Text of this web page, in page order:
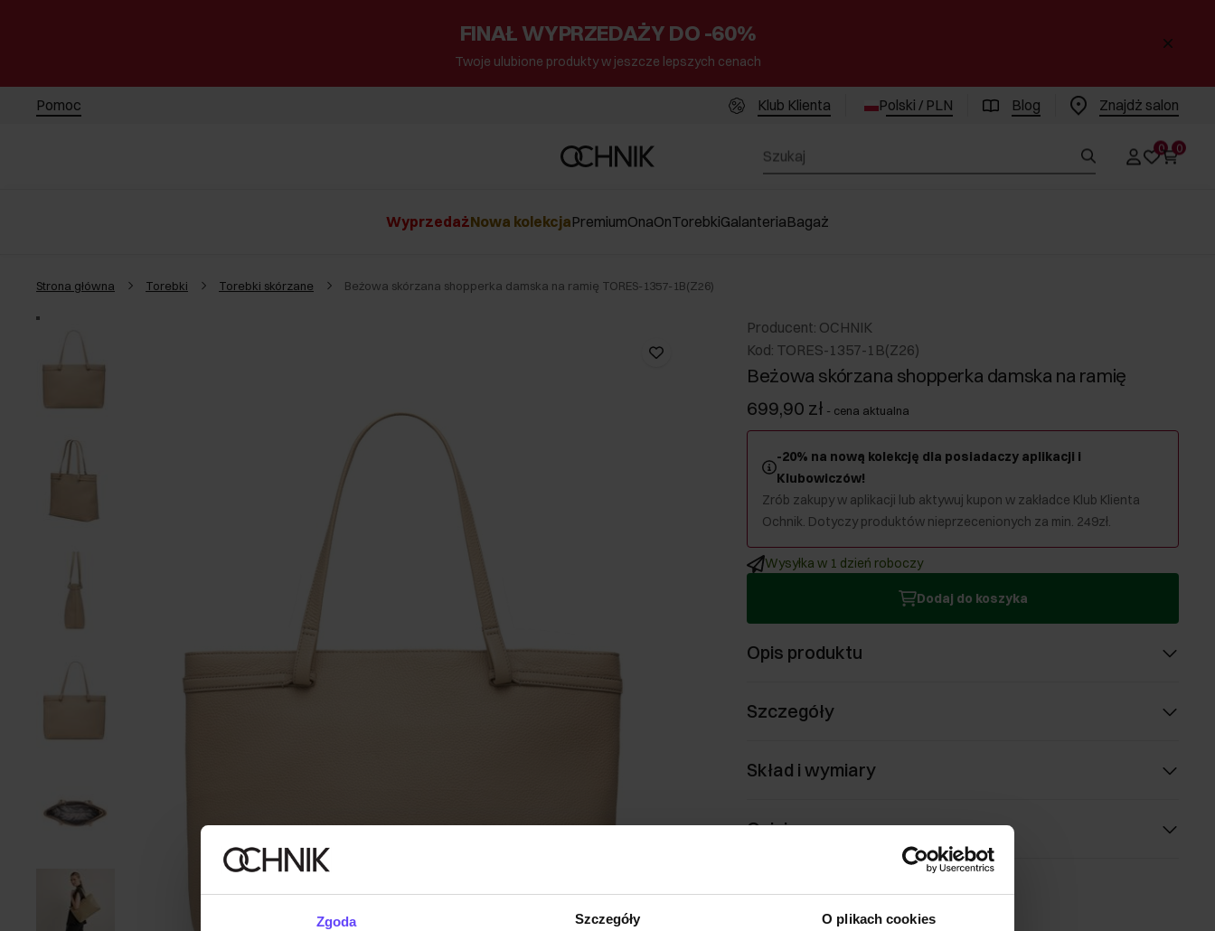
Zgoda Szczegóły O plikach cookies
FINAŁ WYPRZEDAŻY DO -60%
Twoje ulubione produkty w jeszcze lepszych cenach
Pomoc Klub Klienta Polski / PLN Blog Znajdż salon
0 0
WyprzedażNowa kolekcjaPremiumOnaOnTorebkiGalanteriaBagaż
Strona główna Torebki Torebki skórzane Beżowa skórzana shopperka damska na ramię TORES-1357-1B(Z26)
Producent: OCHNIK
Kod: TORES-1357-1B(Z26)
Beżowa skórzana shopperka damska na ramię
699,90 zł - cena aktualna
-20% na nową kolekcję dla posiadaczy aplikacji i
Klubowiczów!
Zrób zakupy w aplikacji lub aktywuj kupon w zakładce Klub Klienta
Ochnik. Dotyczy produktów nieprzecenionych za min. 249zł.
Wysyłka w 1 dzień roboczy
Dodaj do koszyka
Opis produktu
Szczegóły
Skład i wymiary
Opinie